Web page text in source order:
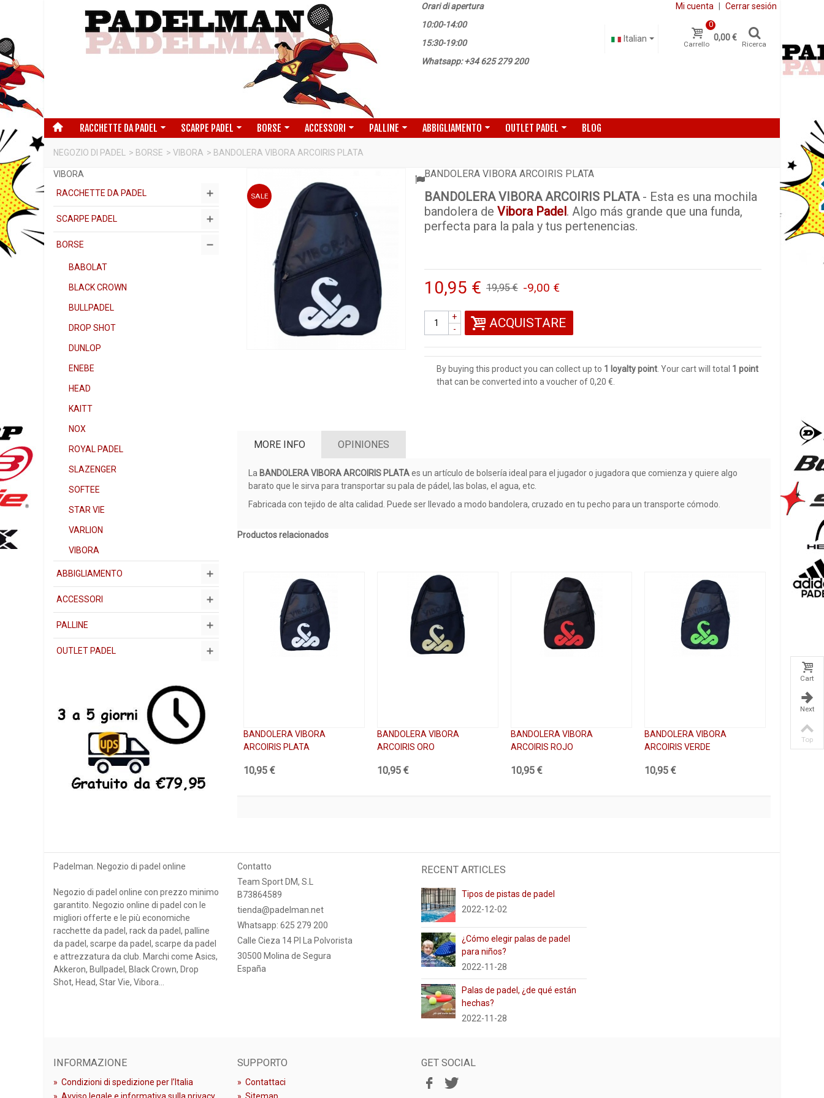
Orari di apertura
10:00-14:00
15:30-19:00
Whatsapp: +34 625 279 200
Mi cuenta Cerrar sesión
Carrello
0
0,00 €
Ricerca
Italian
RACCHETTE DA PADEL SCARPE PADEL BORSE ACCESSORI PALLINE ABBIGLIAMENTO OUTLET PADEL BLOG
NEGOZIO DI PADEL > BORSE > VIBORA > BANDOLERA VIBORA ARCOIRIS PLATA
VIBORA
RACCHETTE DA PADEL
SCARPE PADEL
BORSE
BABOLAT
BLACK CROWN
BULLPADEL
DROP SHOT
DUNLOP
ENEBE
HEAD
KAITT
NOX
ROYAL PADEL
SLAZENGER
SOFTEE
STAR VIE
VARLION
VIBORA
ABBIGLIAMENTO
ACCESSORI
PALLINE
OUTLET PADEL
SALE
BANDOLERA VIBORA ARCOIRIS PLATA
BANDOLERA VIBORA ARCOIRIS PLATA- Esta es una mochila
bandolera de Vibora Padel. Algo más grande que una funda,
perfecta para la pala y tus pertenencias.
10,95 € 19,95 € -9,00 €
-
+ ACQUISTARE
By buying this product you can collect up to 1 loyalty point. Your cart will total 1 point
that can be converted into a voucher of0,20 €
MORE INFO OPINIONES
La BANDOLERA VIBORA ARCOIRIS PLATAes un artículo de bolsería ideal para el jugador o jugadora que comienza y quiere algo
barato que le sirva para transportar su pala de pádel, las bolas, el agua, etc.
Fabricada con tejido de alta calidad. Puede ser llevado a modo bandolera, cruzado en tu pecho para un transporte cómodo.
Productos relacionados
BANDOLERA VIBORA
ARCOIRIS PLATA
10,95 €
BANDOLERA VIBORA
ARCOIRIS ORO
10,95 €
BANDOLERA VIBORA
ARCOIRIS ROJO
10,95 €
BANDOLERA VIBORA
ARCOIRIS VERDE
10,95 €
Padelman. Negozio di padel online
Negozio di padel online con prezzo minimo
garantito. Negozio online di padel con le
migliori offerte e le più economiche
racchette da padel, rack da padel, palline
da padel, scarpe da padel, scarpe da padel
e attrezzatura da club. Marchi come Asics,
Akkeron, Bullpadel, Black Crown, Drop
Shot, Head, Star Vie, Vibora...
Contatto
Team Sport DM, S.L
B73864589
tienda@padelman.net
Whatsapp: 625 279 200
Calle Cieza 14 PI La Polvorista
30500 Molina de Segura
España
RECENT ARTICLES
Tipos de pistas de padel
2022-12-02
¿Cómo elegir palas de padel
para niños?
2022-11-28
Palas de padel, ¿de qué están
hechas?
2022-11-28
INFORMAZIONE
» Condizioni di spedizione per l’Italia
SUPPORTO
» Contattaci
GET SOCIAL
Cart
Next
Top